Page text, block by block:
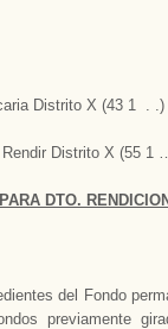
Distrito X (43 1 . .)
Distrito X (55 1
DTO.
del Fondo
previamente